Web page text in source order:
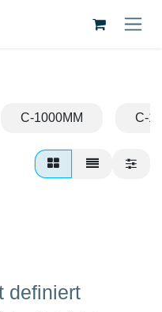
C-1000MM C-
definiert